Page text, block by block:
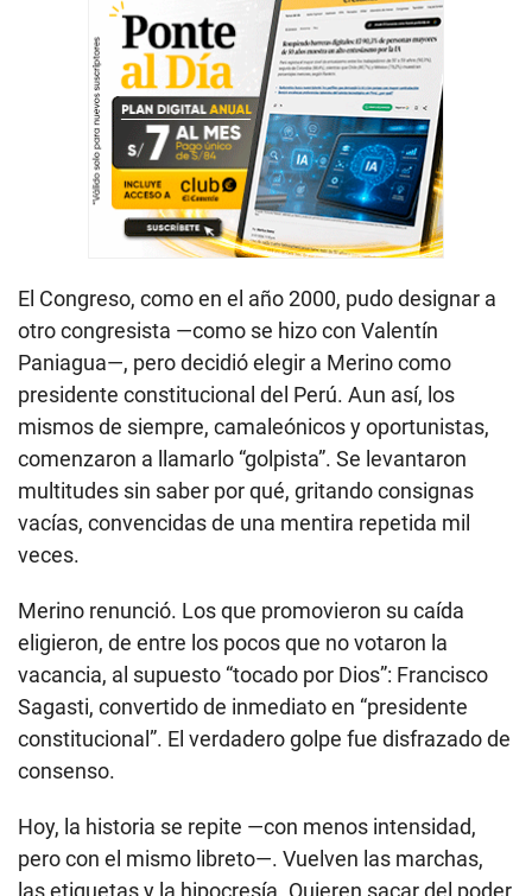
El Congreso, como en el año 2000, pudo designar a
otro congresista —como se hizo con Valentín
Paniagua—, pero decidió elegir a Merino como
presidente constitucional del Perú. Aun así, los
mismos de siempre, camaleónicos y oportunistas,
comenzaron a llamarlo “golpista”. Se levantaron
multitudes sin saber por qué, gritando consignas
vacías, convencidas de una mentira repetida mil
veces.
Merino renunció. Los que promovieron su caída
eligieron, de entre los pocos que no votaron la
vacancia, al supuesto “tocado por Dios”: Francisco
Sagasti, convertido de inmediato en “presidente
constitucional”. El verdadero golpe fue disfrazado de
consenso.
Hoy, la historia se repite —con menos intensidad,
pero con el mismo libreto—. Vuelven las marchas,
las etiquetas y la hipocresía. Quieren sacar del poder